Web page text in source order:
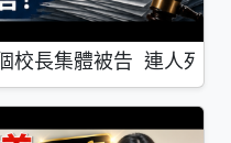
校長集體被告 連人死了